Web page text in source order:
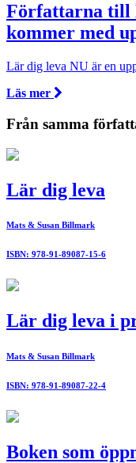
Författarna till
kommer med
Lär dig leva NU är en
Läs mer
Från samma
Lär dig leva
Mats & Susan Billmark
ISBN: 978-91-89087-15-6
Lär dig leva i
Mats & Susan Billmark
ISBN: 978-91-89087-22-4
Boken som